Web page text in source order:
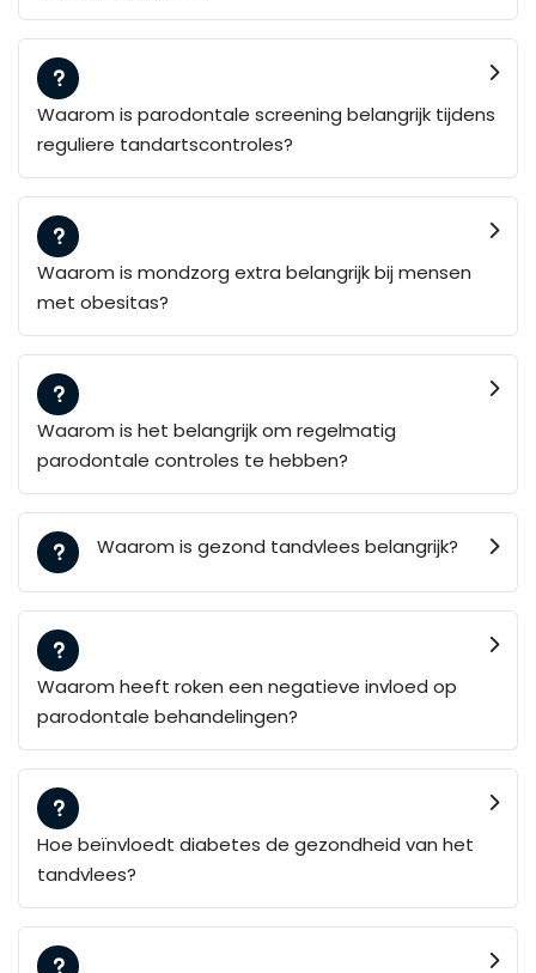
Waarom is parodontale screening belangrijk tijdens
reguliere tandartscontroles?
Waarom is mondzorg extra belangrijk bij mensen
met obesitas?
Waarom is het belangrijk om regelmatig
parodontale controles te hebben?
Waarom is gezond tandvlees belangrijk?
Waarom heeft roken een negatieve invloed op
parodontale behandelingen?
Hoe beïnvloedt diabetes de gezondheid van het
tandvlees?